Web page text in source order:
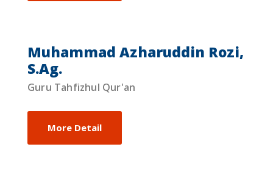
Muhammad Azharuddin Rozi,
S.Ag.
Guru Tahfizhul Qur'an
More Detail